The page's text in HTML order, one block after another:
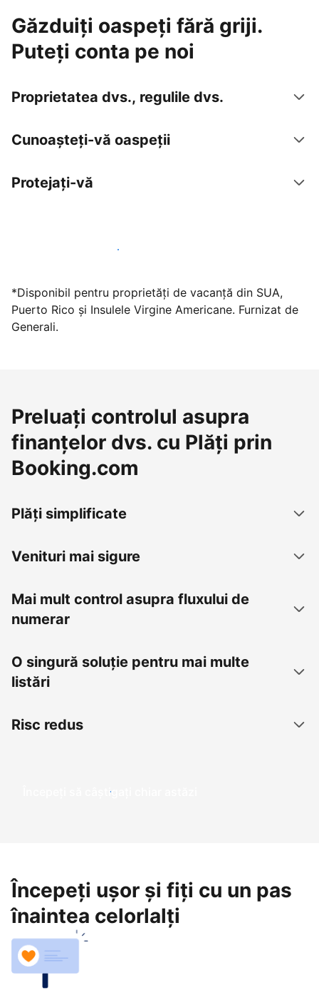
Găzduiți oaspeți fără griji.
Puteți conta pe noi
Proprietatea dvs., regulile dvs.
Cunoașteți-vă oaspeții
Protejați-vă
Găzduiți oaspeți cu noi chiar astăzi
*Disponibil pentru proprietăți de vacanță din SUA,
Puerto Rico și Insulele Virgine Americane. Furnizat de
Generali.
Preluați controlul asupra
finanțelor dvs. cu Plăți prin
Booking.com
Plăți simplificate
Venituri mai sigure
Mai mult control asupra fluxului de
numerar
O singură soluție pentru mai multe
listări
Risc redus
Începeți să câștigați chiar astăzi
Începeți ușor și fiți cu un pas
înaintea celorlalți